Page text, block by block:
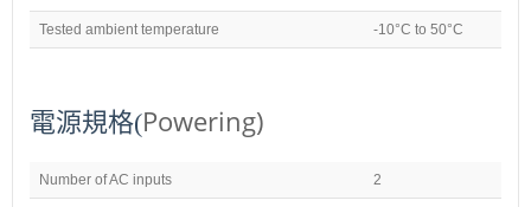
Tested ambient temperature -10°C to 50°C
電源規格(Powering)
Number of AC inputs 2